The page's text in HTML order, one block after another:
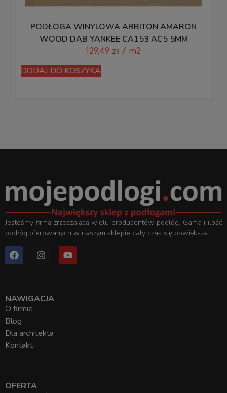
PODŁOGA WINYLOWA ARBITON AMARON
WOOD DĄB YANKEE CA153 AC5 5MM
129,49 zł / m2
DODAJ DO KOSZYKA
Jesteśmy firmą zrzeszającą wielu producentów podłóg. Gama i ilość
podłóg oferowanych w naszym sklepie cały czas się powiększa.
NAWIGACJA
O firmie
Blog
Dla architekta
Kontakt
OFERTA